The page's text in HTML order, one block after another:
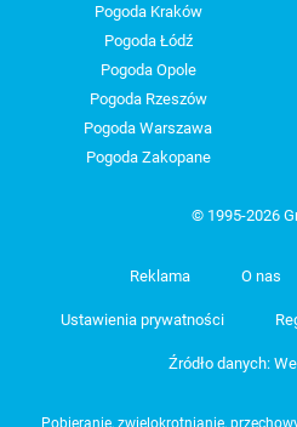
Pogoda Kraków
Pogoda Łódź
Pogoda Opole
Pogoda Rzeszów
Pogoda Warszawa
Pogoda Zakopane
© 1995-2026
Reklama O nas
Ustawienia prywatności
Źródło danych:
Pobieranie, zwielokrotnianie,